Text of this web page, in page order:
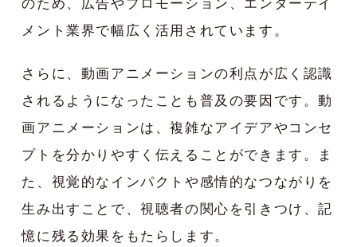
のため、広告やプロモーション、エンターテイ
メント業界で幅広く活用されています。
さらに、動画アニメーションの利点が広く認識
されるようになったことも普及の要因です。動
画アニメーションは、複雑なアイデアやコンセ
プトを分かりやすく伝えることができます。ま
た、視覚的なインパクトや感情的なつながりを
生み出すことで、視聴者の関心を引きつけ、記
憶に残る効果をもたらします。